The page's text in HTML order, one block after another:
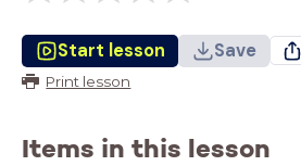
Start lesson Save
Print lesson
Items in this lesson